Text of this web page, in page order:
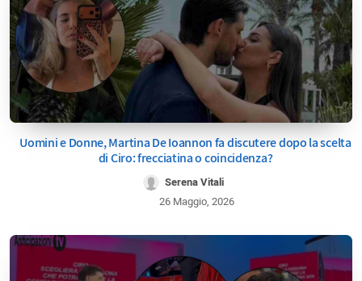
Uomini e Donne, Martina De Ioannon fa discutere dopo la scelta
di Ciro: frecciatina o coincidenza?
Serena Vitali
26 Maggio, 2026